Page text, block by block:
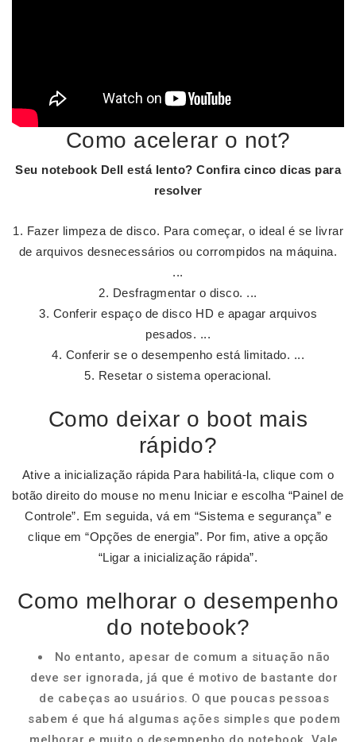
Como acelerar o not?
Seu notebook Dell está lento? Confira cinco dicas para
resolver
Fazer limpeza de disco. Para começar, o ideal é se livrar
de arquivos desnecessários ou corrompidos na máquina.
...
Desfragmentar o disco. ...
Conferir espaço de disco HD e apagar arquivos
pesados. ...
Conferir se o desempenho está limitado. ...
Resetar o sistema operacional.
Como deixar o boot mais
rápido?
Ative a inicialização rápida Para habilitá-la, clique com o
botão direito do mouse no menu Iniciar e escolha “Painel de
Controle”. Em seguida, vá em “Sistema e segurança” e
clique em “Opções de energia”. Por fim, ative a opção
“Ligar a inicialização rápida”.
Como melhorar o desempenho
do notebook?
No entanto, apesar de comum a situação não
deve ser ignorada, já que é motivo de bastante dor
de cabeças ao usuários. O que poucas pessoas
sabem é que há algumas ações simples que podem